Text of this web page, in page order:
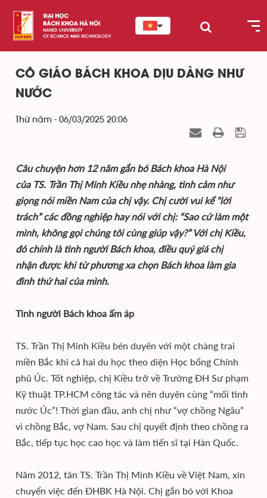
CÔ GIÁO BÁCH KHOA DỊU DÀNG NHƯ
NƯỚC
Thứ năm - 06/03/2025 20:06
Câu chuyện hơn 12 năm gắn bó Bách khoa Hà Nội
của TS. Trần Thị Minh Kiều nhẹ nhàng, tình cảm như
giọng nói miền Nam của chị vậy. Chị cười vui kể “lời
trách” các đồng nghiệp hay nói với chị: “Sao cứ làm một
mình, không gọi chúng tôi cùng giúp vậy?” Với chị Kiều,
đó chính là tình người Bách khoa, điều quý giá chị
nhận được khi từ phương xa chọn Bách khoa làm gia
đình thứ hai của mình.
Tình người Bách khoa ấm áp
TS. Trần Thị Minh Kiều bén duyên với một chàng trai
miền Bắc khi cả hai du học theo diện Học bổng Chính
phủ Úc. Tốt nghiệp, chị Kiều trở về Trường ĐH Sư phạm
Kỹ thuật TP.HCM công tác và nên duyên cùng “mối tình
nước Úc”! Thời gian đầu, anh chị như “vợ chồng Ngâu”
vì chồng Bắc, vợ Nam. Sau chị quyết định theo chồng ra
Bắc, tiếp tục học cao học và làm tiến sĩ tại Hàn Quốc.
Năm 2012, tân TS. Trần Thị Minh Kiều về Việt Nam, xin
chuyển việc đến ĐHBK Hà Nội. Chị gắn bó với Khoa